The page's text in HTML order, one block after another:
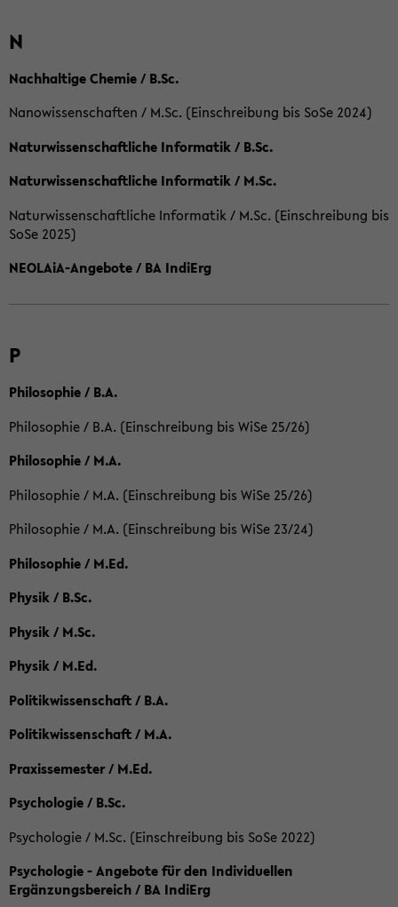
N
Nachhaltige Chemie / B.Sc.
Nanowissenschaften / M.Sc. (Einschreibung bis SoSe 2024)
Naturwissenschaftliche Informatik / B.Sc.
Naturwissenschaftliche Informatik / M.Sc.
Naturwissenschaftliche Informatik / M.Sc. (Einschreibung bis
SoSe 2025)
NEOLAiA-Angebote / BA IndiErg
P
Philosophie / B.A.
Philosophie / B.A. (Einschreibung bis WiSe 25/26)
Philosophie / M.A.
Philosophie / M.A. (Einschreibung bis WiSe 25/26)
Philosophie / M.A. (Einschreibung bis WiSe 23/24)
Philosophie / M.Ed.
Physik / B.Sc.
Physik / M.Sc.
Physik / M.Ed.
Politikwissenschaft / B.A.
Politikwissenschaft / M.A.
Praxissemester / M.Ed.
Psychologie / B.Sc.
Psychologie / M.Sc. (Einschreibung bis SoSe 2022)
Psychologie - Angebote für den Individuellen
Ergänzungsbereich / BA IndiErg